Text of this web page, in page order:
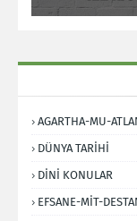
AGARTHA-MU-
DÜNYA TARİHİ
DİNİ KONULAR
EFSANE-MİT-